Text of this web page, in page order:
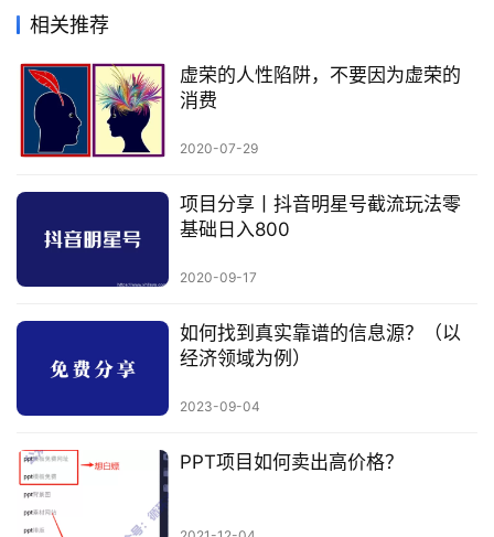
相关推荐
虚荣的人性陷阱，不要因为虚荣的
消费
2020-07-29
项目分享丨抖音明星号截流玩法零
基础日入800
2020-09-17
如何找到真实靠谱的信息源？（以
经济领域为例）
2023-09-04
PPT项目如何卖出高价格？